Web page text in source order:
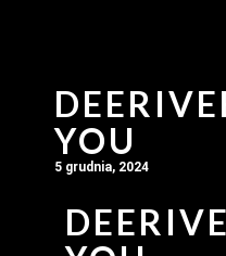
YOU
5 grudnia, 2024